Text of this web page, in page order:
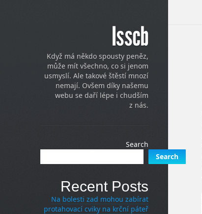
Isscb
Když má někdo spousty peněz,
může mít všechno, co si jenom
usmyslí. Ale takové štěstí mnozí
nemají. Ovšem díky našemu
webu se daří lépe i chudším
z nás.
Search
Search
Recent Posts
Na bolesti zad mohou zabírat
protahovací cviky na krční páteř